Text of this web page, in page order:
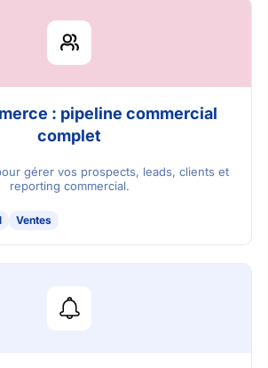
: pipeline commercial
complet
gérer vos prospects, leads, clients et
reporting commercial.
Ventes